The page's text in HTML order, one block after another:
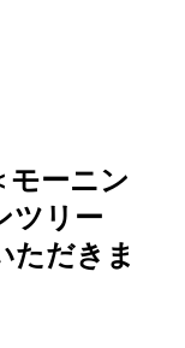
モーニン
ツリー
ただきま